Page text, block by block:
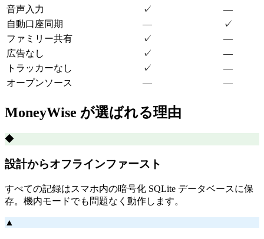
音声入力
✓
—
自動口座同期
—
✓
ファミリー共有
✓
—
広告なし
✓
—
トラッカーなし
✓
—
オープンソース
— —
MoneyWise が選ばれる理由
◆
設計からオフラインファースト
すべての記録はスマホ内の暗号化 SQLite データベースに保
存。機内モードでも問題なく動作します。
▲